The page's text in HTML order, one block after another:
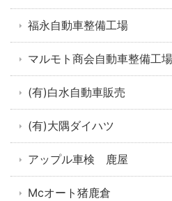
福永自動車整備工場
マルモト商会自動車整備工場
(有)白水自動車販売
(有)大隅ダイハツ
アップル車検 鹿屋
Mcオート猪鹿倉